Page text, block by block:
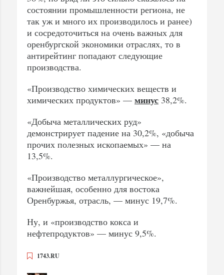
состоянии промышленности региона, не
так уж и много их производилось и ранее)
и сосредоточиться на очень важных для
оренбургской экономики отраслях, то в
антирейтинг попадают следующие
производства.
«Производство химических веществ и
химических продуктов» — минус 38,2%.
«Добыча металлических руд»
демонстрирует падение на 30,2%, «добыча
прочих полезных ископаемых» — на
13,5%.
«Производство металлургическое»,
важнейшая, особенно для востока
Оренбуржья, отрасль, — минус 19,7%.
Ну, и «производство кокса и
нефтепродуктов» — минус 9,5%.
1743.RU